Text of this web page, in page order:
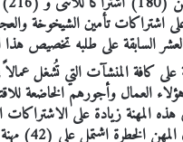
اشتراكات تأمين الشيخوخة
السابقة على طلبه تخصيص هذا
كافة المنشآت التي تُشغل
المهنة زيادة على الاشتراكات